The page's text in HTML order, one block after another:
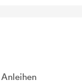
Anleihen